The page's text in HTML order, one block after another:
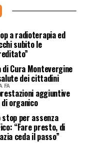
a radioterapia ed
subito le
di Cura Montevergine
dei cittadini
FA
aggiuntive
organico
per assenza
“Fare presto, di
ceda il passo”